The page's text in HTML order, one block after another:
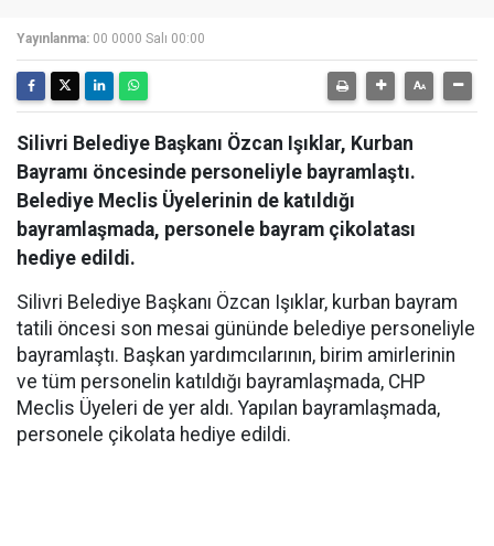
Yayınlanma: 00 0000 Salı 00:00
Silivri Belediye Başkanı Özcan Işıklar, Kurban
Bayramı öncesinde personeliyle bayramlaştı.
Belediye Meclis Üyelerinin de katıldığı
bayramlaşmada, personele bayram çikolatası
hediye edildi.
Silivri Belediye Başkanı Özcan Işıklar, kurban bayram
tatili öncesi son mesai gününde belediye personeliyle
bayramlaştı. Başkan yardımcılarının, birim amirlerinin
ve tüm personelin katıldığı bayramlaşmada, CHP
Meclis Üyeleri de yer aldı. Yapılan bayramlaşmada,
personele çikolata hediye edildi.